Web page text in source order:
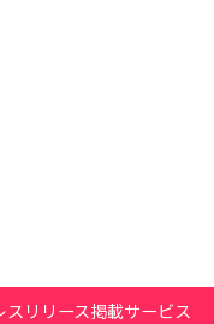
スリリース掲載サービス